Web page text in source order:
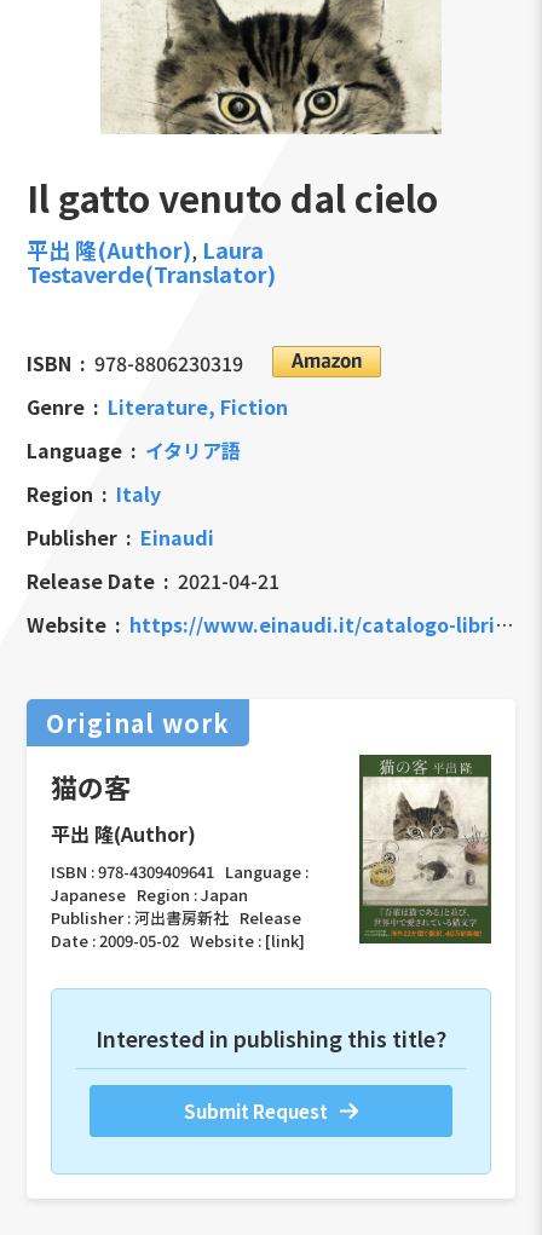
Il gatto venuto dal cielo
平出 隆(Author), Laura
Testaverde(Translator)
ISBN
978-8806230319
Genre
Literature, Fiction
Language
イタリア語
Region
Italy
Publisher
Einaudi
Release Date
2021-04-21
Website
https://www.einaudi.it/catalogo-libri/narrativa-straniera/narrativa-giapponese/il-gatto-venuto-dal-cielo-hiraide-takashi-9788806230319/
Original work
猫の客
平出 隆(Author)
ISBN :978-4309409641 Language :
Japanese Region :Japan
Publisher :河出書房新社 Release
Date :2009-05-02Website : [link]
Interested in publishing this title?
Submit Request